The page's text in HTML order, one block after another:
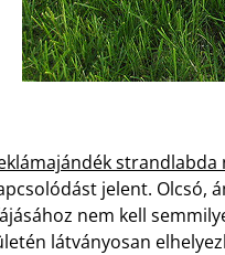
strandlabda
jelent. Olcsó,
nem kell
látványosan